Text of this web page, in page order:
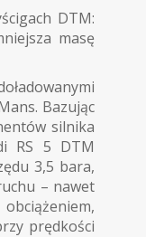
DTM:
masę
Bazując
silnika
RS 5 DTM
3,5 bara,
– nawet
prędkości